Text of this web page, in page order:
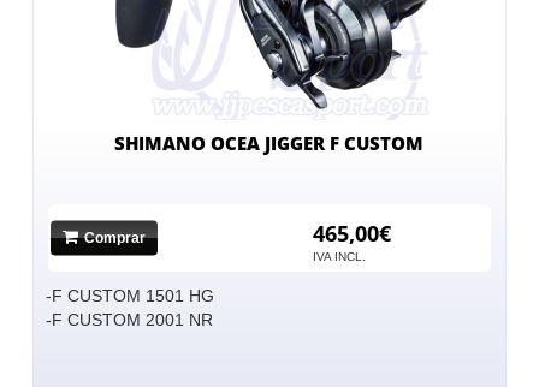
SHIMANO OCEA JIGGER F CUSTOM
Comprar 465,00€
IVA INCL.
-F CUSTOM 1501 HG
-F CUSTOM 2001 NR